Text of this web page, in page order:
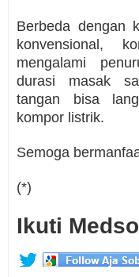
Berbeda dengan
konvensional,
mengalami
durasi masak
tangan bisa
kompor listrik.
Semoga
(*)
Ikuti